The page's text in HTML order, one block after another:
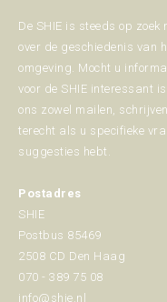
De SHIE is steeds op
over de geschiedenis van
omgeving. Mocht u
voor de SHIE interessant
ons zowel mailen,
terecht als u specifieke
suggesties hebt.
Postadres
SHIE
Postbus 85469
2508 CD Den Haag
070 - 389 75 08
info@shie.nl